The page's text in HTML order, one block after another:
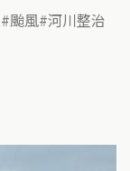
颱風 河川整治